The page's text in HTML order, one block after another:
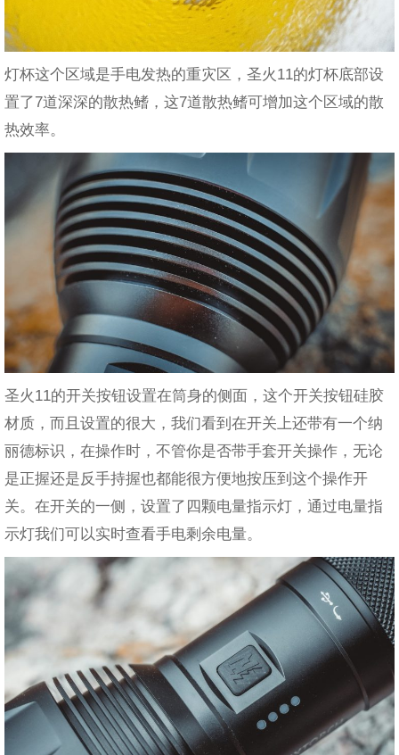
灯杯这个区域是手电发热的重灾区，圣火11的灯杯底部设
置了7道深深的散热鳍，这7道散热鳍可增加这个区域的散
热效率。
圣火11的开关按钮设置在筒身的侧面，这个开关按钮硅胶
材质，而且设置的很大，我们看到在开关上还带有一个纳
丽德标识，在操作时，不管你是否带手套开关操作，无论
是正握还是反手持握也都能很方便地按压到这个操作开
关。在开关的一侧，设置了四颗电量指示灯，通过电量指
示灯我们可以实时查看手电剩余电量。